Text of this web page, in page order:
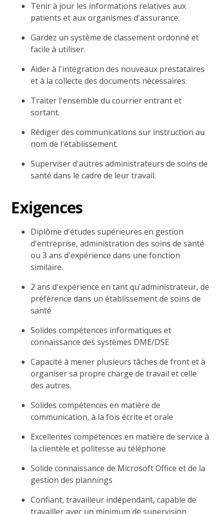
Tenir à jour les informations relatives aux
patients et aux organismes d'assurance.
Gardez un système de classement ordonné et
facile à utiliser.
Aider à l'intégration des nouveaux prestataires
et à la collecte des documents nécessaires.
Traiter l'ensemble du courrier entrant et
sortant.
Rédiger des communications sur instruction au
nom de l'établissement.
Superviser d'autres administrateurs de soins de
santé dans le cadre de leur travail.
Exigences
Diplôme d'études supérieures en gestion
d'entreprise, administration des soins de santé
ou 3 ans d'expérience dans une fonction
similaire.
2 ans d'expérience en tant qu'administrateur, de
préférence dans un établissement de soins de
santé
Solides compétences informatiques et
connaissance des systèmes DME/DSE
Capacité à mener plusieurs tâches de front et à
organiser sa propre charge de travail et celle
des autres.
Solides compétences en matière de
communication, à la fois écrite et orale
Excellentes compétences en matière de service à
la clientèle et politesse au téléphone
Solide connaissance de Microsoft Office et de la
gestion des plannings
Confiant, travailleur indépendant, capable de
travailler avec un minimum de supervision